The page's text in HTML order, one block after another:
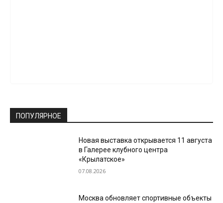
ПОПУЛЯРНОЕ
Новая выставка открывается 11 августа
в Галерее клубного центра
«Крылатское»
07.08.2026
Москва обновляет спортивные объекты